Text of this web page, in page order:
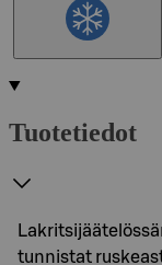
Tuotetiedot
tunnistat